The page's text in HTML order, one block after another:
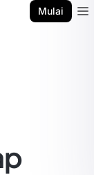
Mulai